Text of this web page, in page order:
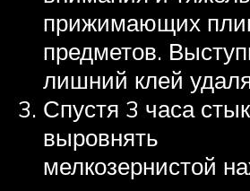
прижимающих
предметов.
лишний клей
Спустя 3 часа
выровнять
мелкозернистой